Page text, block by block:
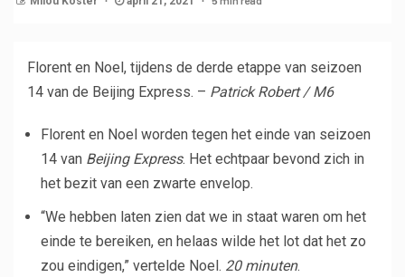
Florent en Noel, tijdens de derde etappe van seizoen
14 van de Beijing Express. – Patrick Robert / M6
Florent en Noel worden tegen het einde van seizoen
14 van Beijing Express. Het echtpaar bevond zich in
het bezit van een zwarte envelop.
“We hebben laten zien dat we in staat waren om het
einde te bereiken, en helaas wilde het lot dat het zo
zou eindigen,” vertelde Noel. 20 minuten.